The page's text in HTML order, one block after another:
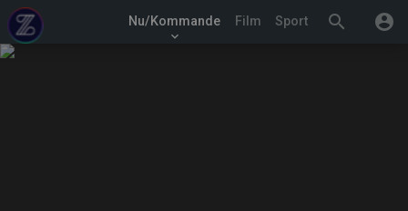
search account_circle
Nu/Kommande
keyboard_arrow_down
Film Sport